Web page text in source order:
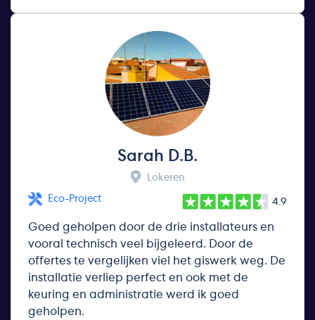
Sarah D.B.
Lokeren
Eco-Project 4.9
Goed geholpen door de drie installateurs en
vooral technisch veel bijgeleerd. Door de
offertes te vergelijken viel het giswerk weg. De
installatie verliep perfect en ook met de
keuring en administratie werd ik goed
geholpen.